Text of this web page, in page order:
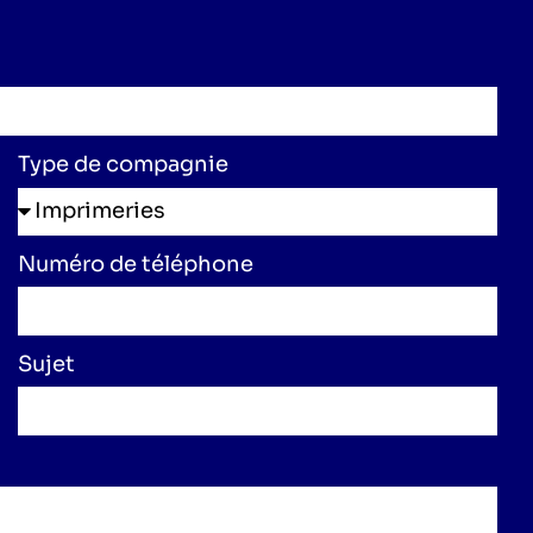
Type de compagnie
Numéro de téléphone
Sujet